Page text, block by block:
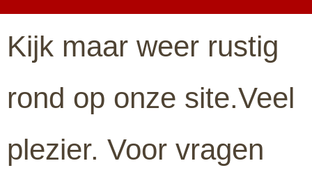
Kijk maar weer rustig
rond op onze site.Veel
plezier. Voor vragen